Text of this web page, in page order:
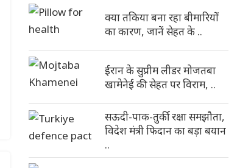
क्या तकिया बना रहा बीमारियों
का कारण, जानें सेहत के ..
ईरान के सुप्रीम लीडर मोजतबा
खामेनेई की सेहत पर विराम, ..
सऊदी-पाक-तुर्की रक्षा समझौता,
विदेश मंत्री फिदान का बड़ा बयान
..